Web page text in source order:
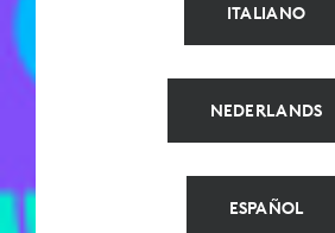
ITALIANO
NEDERLANDS
ESPAÑOL